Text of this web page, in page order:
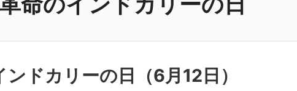
ンドカリーの日（6月12日 ）